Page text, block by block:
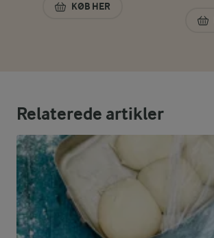
KØB HER
SØDMÆLK 3,5% 250 ML
Relaterede artikler